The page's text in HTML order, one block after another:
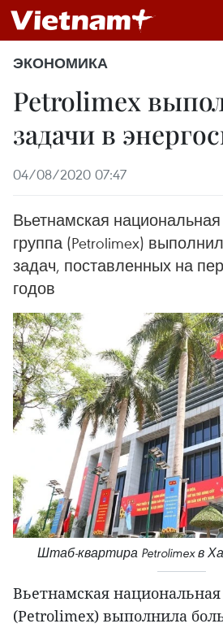
ЭКОНОМИКА
Petrolimex
задачи в
04/08/2020 07:47
Вьетнамская
группа (Petrolimex)
задач, поставленных на
годов
Штаб-квартира Petrolimex в
Вьетнамская
(Petrolimex) выполнила